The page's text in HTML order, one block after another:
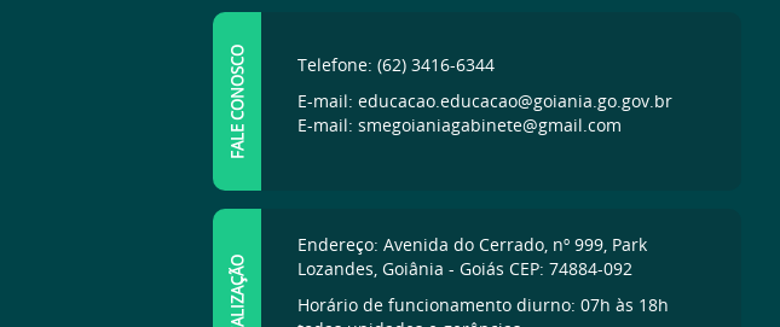
FALE CONOSCO
Telefone: (62) 3416-6344
E-mail: educacao.educacao@goiania.go.gov.br
E-mail: smegoianiagabinete@gmail.com
LOCALIZAÇÃO
Endereço: Avenida do Cerrado, nº 999, Park
Lozandes, Goiânia - Goiás CEP: 74884-092
Horário de funcionamento diurno: 07h às 18h